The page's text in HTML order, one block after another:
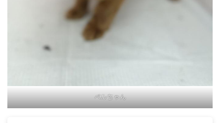
ベルちゃん